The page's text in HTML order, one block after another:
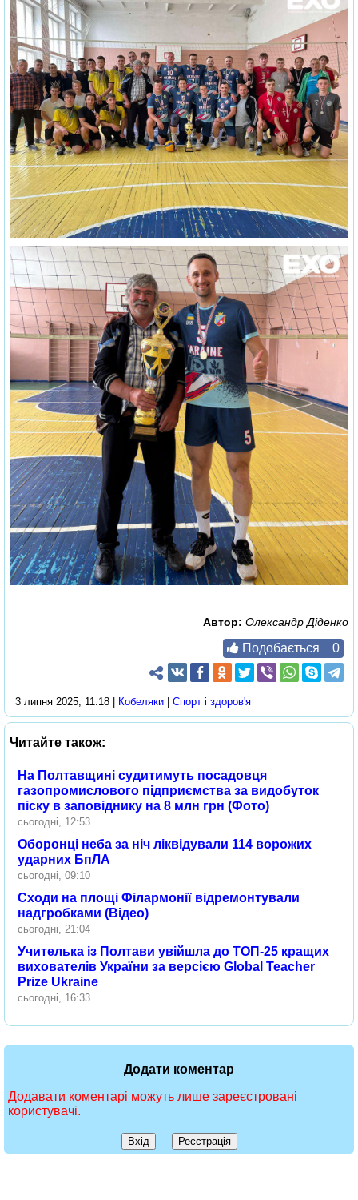
Автор: Олександр Діденко
Подобається 0
3 липня 2025, 11:18 | Кобеляки Спорт і здоров'я
Читайте також:
На Полтавщині судитимуть посадовця
газопромислового підприємства за видобуток
піску в заповіднику на 8 млн грн (Фото)
сьогодні, 12:53
Оборонці неба за ніч ліквідували 114 ворожих
ударних БпЛА
сьогодні, 09:10
Сходи на площі Філармонії відремонтували
надгробками (Відео)
сьогодні, 21:04
Учителька із Полтави увійшла до ТОП-25 кращих
вихователів України за версією Global Teacher
Prize Ukraine
сьогодні, 16:33
Додати коментар
Додавати коментарі можуть лише зареєстровані
користувачі.
Вхід Реєстрація